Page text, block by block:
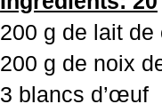
200 g de lait de
200 g de noix
3 blancs d’œuf